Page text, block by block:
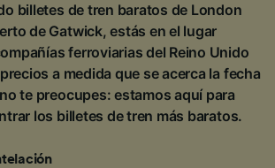
billetes de tren baratos de London
de Gatwick, estás en el lugar
ferroviarias del Reino Unido
a medida que se acerca la fecha
te preocupes: estamos aquí para
los billetes de tren más baratos.